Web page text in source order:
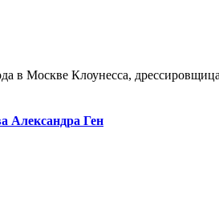
в Москве Клоунесса,
Александра Ген